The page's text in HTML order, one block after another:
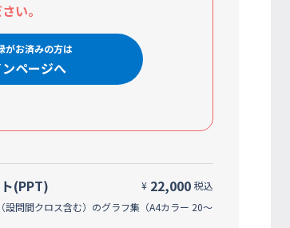
い。
がお済みの方は
ページへ
(PPT) ¥ 22,000 税込
設問間クロス含む）のグラフ集（A4カラー 20～